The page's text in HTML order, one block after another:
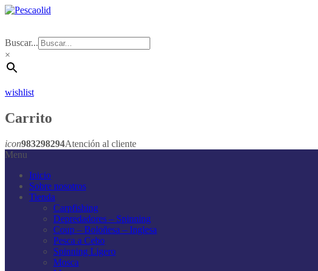
Buscar...
×
wishlist
Carrito
icon983298294Atención al cliente
Menu
Inicio
Sobre nosotros
Tienda
Carpfishing
Depredadores – Spinning
Coup – Boloñesa – Inglesa
Pesca a Cebo
Spinning Ligero
Mosca